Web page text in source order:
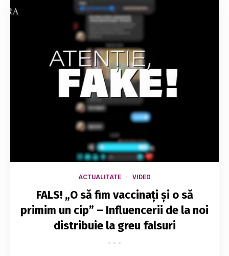
ACTUALITATE VIDEO
FALS! „O să fim vaccinați și o să
primim un cip” – Influencerii de la noi
distribuie la greu falsuri